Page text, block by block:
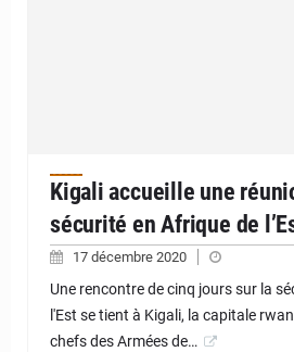
Kigali accueille une
sécurité en Afrique de
17 décembre 2020
Une rencontre de cinq jours sur la
l'Est se tient à Kigali, la capitale
chefs des Armées de…